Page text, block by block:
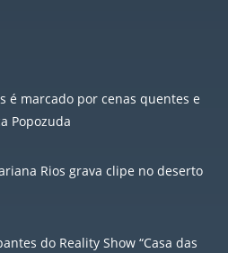
é marcado por cenas quentes e
Popozuda
Rios grava clipe no deserto
do Reality Show “Casa das